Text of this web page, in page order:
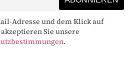
Adresse und dem Klick auf
Sie unsere
.